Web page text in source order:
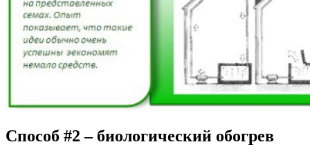
Способ #2 – биологический обогрев